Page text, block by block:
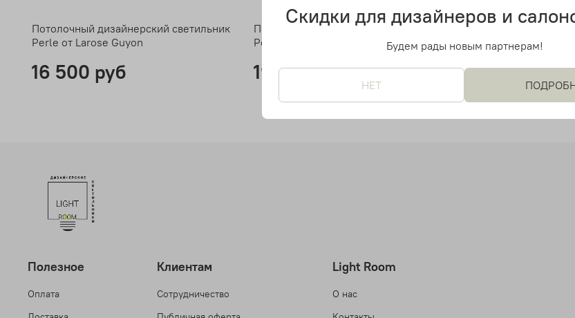
Потолочный дизайнерский светильник
Perle от Larose Guyon
16 500 руб
Потолочный дизайнерский светильник
Perle 2 от Larose Guyon
19 900 руб
Потолочный
Perle 3 от Larose
25 100 руб
Полезное
Оплата
Клиентам
Сотрудничество
Light Room
О нас
Скидки для дизайнеров и
Будем рады новым партнерам!
НЕТ